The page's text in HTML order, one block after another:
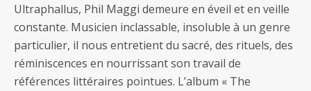
Ultraphallus, Phil Maggi demeure en éveil et en veille
constante. Musicien inclassable, insoluble à un genre
particulier, il nous entretient du sacré, des rituels, des
réminiscences en nourrissant son travail de
références littéraires pointues. L’album « The